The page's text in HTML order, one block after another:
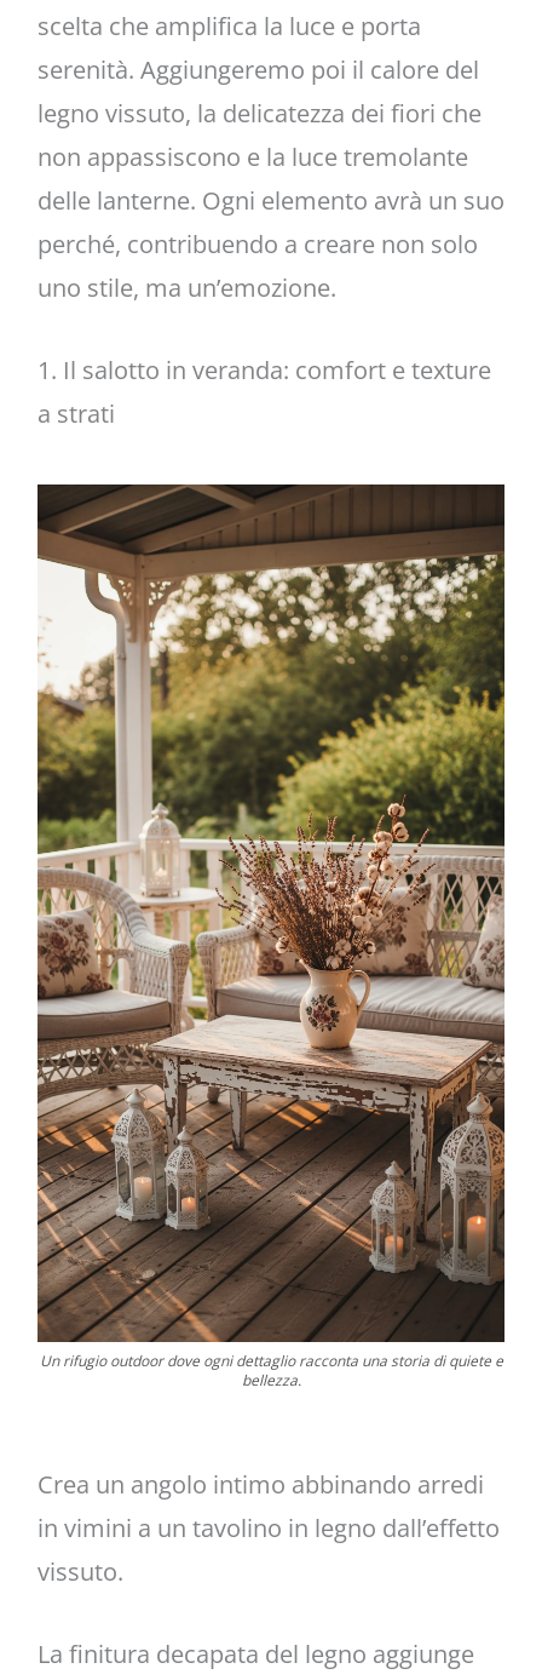
scelta che amplifica la luce e porta
serenità. Aggiungeremo poi il calore del
legno vissuto, la delicatezza dei fiori che
non appassiscono e la luce tremolante
delle lanterne. Ogni elemento avrà un suo
perché, contribuendo a creare non solo
uno stile, ma un’emozione.
1. Il salotto in veranda: comfort e texture
a strati
Un rifugio outdoor dove ogni dettaglio racconta una storia di quiete e
bellezza.
Crea un angolo intimo abbinando arredi
in vimini a un tavolino in legno dall’effetto
vissuto.
La finitura decapata del legno aggiunge